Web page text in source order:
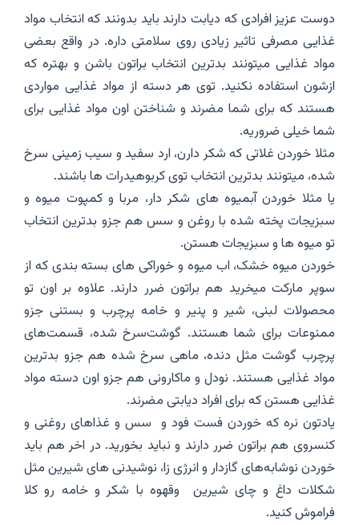
دوست عزیز افرادی که دیابت دارند باید بدونند که انتخاب مواد
غذایی مصرفی تاثیر زیادی روی سلامتی داره. در واقع بعضی
مواد غذایی میتونند بدترین انتخاب براتون باشن و بهتره که
ازشون استفاده نکنید. توی هر دسته از مواد غذایی مواردی
هستند که برای شما مضرند و شناختن اون مواد غذایی برای
شما خیلی ضروریه.
مثلا خوردن غلاتی که شکر دارن، ارد سفید و سیب زمینی سرخ
شده، میتونند بدترین انتخاب توی کربوهیدرات ها باشند.
یا مثلا خوردن آبمیوه های شکر دار، مربا و کمپوت میوه و
سبزیجات پخته شده با روغن و سس هم جزو بدترین انتخاب
تو میوه ها و سبزیجات هستن.
خوردن میوه خشک، اب میوه و خوراکی های بسته بندی که از
سوپر مارکت میخرید هم براتون ضرر دارند. علاوه بر اون تو
محصولات لبنی، شیر و پنیر و خامه پرچرب و بستنی جزو
ممنوعات برای شما هستند. گوشت‌سرخ شده، قسمت‌های
پرچرب گوشت مثل دنده، ماهی سرخ شده هم جزو بدترین
مواد غذایی هستند. نودل و ماکارونی هم جزو اون دسته مواد
غذایی هستن که برای افراد دیابتی مضرند.
یادتون نره که خوردن فست فود و سس و غذاهای روغنی و
کنسروی هم براتون ضرر دارند و نباید بخورید. در اخر هم باید
خوردن نوشابه‌های گازدار و انرژی زا، نوشیدنی های شیرین مثل
شکلات داغ و چای شیرین وقهوه با شکر و خامه رو کلا
فراموش کنید.